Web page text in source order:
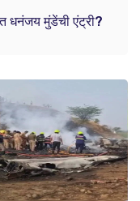
धनंजय मुंडेंची एंट्री?